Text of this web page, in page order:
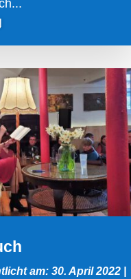
am: 30. April 2022|